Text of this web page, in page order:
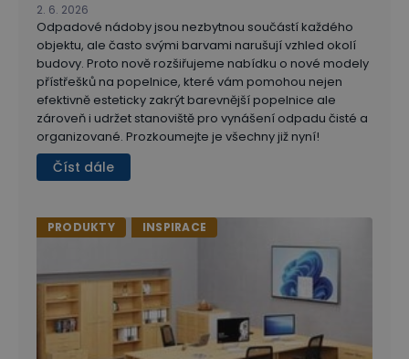
Odpadové nádoby jsou nezbytnou součástí každého
objektu, ale často svými barvami narušují vzhled okolí
budovy. Proto nově rozšiřujeme nabídku o nové modely
přístřešků na popelnice, které vám pomohou nejen
efektivně esteticky zakrýt barevnější popelnice ale
zároveň i udržet stanoviště pro vynášení odpadu čisté a
organizované. Prozkoumejte je všechny již nyní!
2. 6. 2026
Číst dále
PRODUKTY INSPIRACE